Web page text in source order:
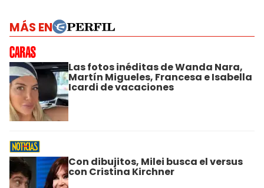
MÁS EN
Las fotos inéditas de Wanda Nara,
Martín Migueles, Francesa e Isabella
Icardi de vacaciones
Con dibujitos, Milei busca el versus
con Cristina Kirchner